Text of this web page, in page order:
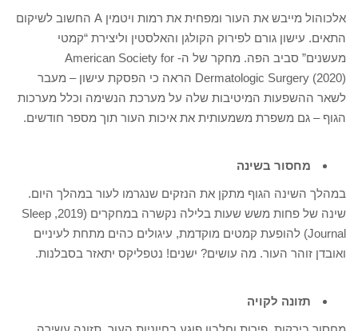
אלכוהול מייבש את העור ומפחית את רמות ויטמין A החשוב לשיקום
התאים. עישון גורם לפירוק הקולגן והאלסטין וליצירת “קמטי
מעשנים” סביב הפה. מחקר של ה- American Society for
Dermatologic Surgery (2020) הראה כי הפסקת עישון – מעבר
לשאר ההשפעות המיטיבות שלה על מערכת הנשימה וכלל מערכות
הגוף – גם משפרת משמעותית את איכות העור תוך מספר חודשים.
מחסור בשינה
במהלך השינה הגוף מתקן את הנזקים שנגרמו לעור במהלך היום.
שינה של פחות משש שעות בלילה נקשרה במחקרים (2019, Sleep
Journal) להופעת קמטים מוקדמת, עיגולים כהים מתחת לעיניים
ואובדן זוהר העור. מה עושים? ישנים! נטפליקס יתאזר בסבלנות.
תזונה לקויה